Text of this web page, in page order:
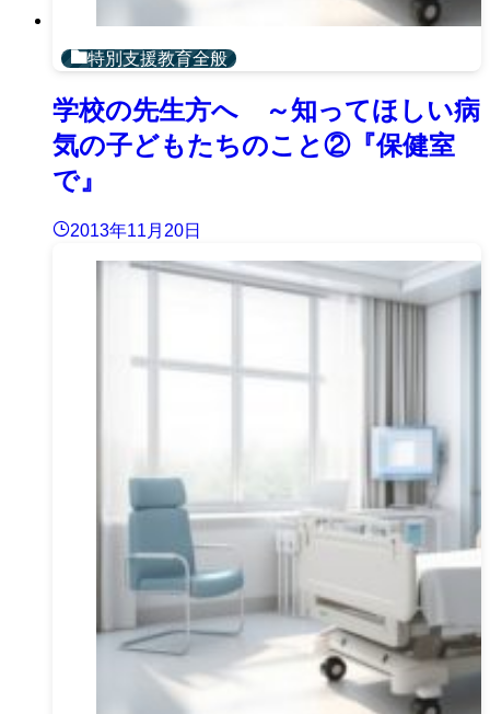
特別支援教育全般
学校の先生方へ ～知ってほしい病
気の子どもたちのこと②『保健室
で』
2013年11月20日